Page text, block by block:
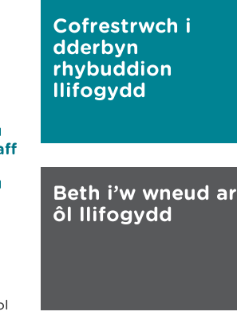
Cofrestrwch i
dderbyn
rhybuddion
llifogydd
Beth i’w wneud ar
ôl llifogydd